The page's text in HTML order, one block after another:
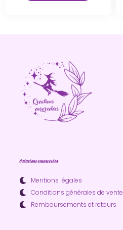
Créations ensorcelées
Mentions légales
Conditions générales de vente
Remboursements et retours